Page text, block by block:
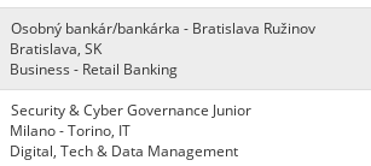
Osobný bankár/bankárka - Bratislava Ružinov
Bratislava, SK
Business - Retail Banking
Security & Cyber Governance Junior
Milano - Torino, IT
Digital, Tech & Data Management